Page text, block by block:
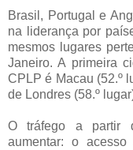
Brasil, Portugal e
na liderança por
mesmos lugares
Janeiro. A primeira
CPLP é Macau (52.º
de Londres (58.º
O tráfego a partir
aumentar: o